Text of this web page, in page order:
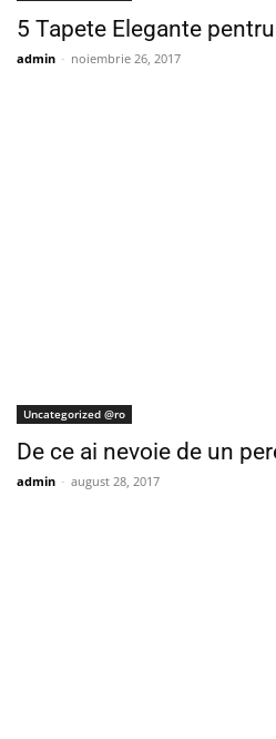
5 Tapete Elegante
admin - noiembrie 26, 2017
Uncategorized @ro
De ce ai nevoie de un
admin - august 28, 2017